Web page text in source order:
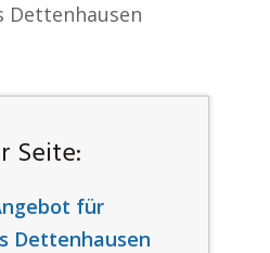
Dettenhausen
Seite:
für
Dettenhausen